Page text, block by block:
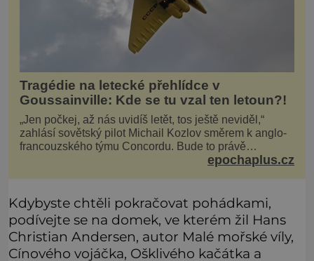
Tragédie na letecké přehlídce v
Goussainville: Kde se tu vzal ten letoun?!
„Jen počkej, až nás uvidíš letět, tos ještě neviděl,“
zahlásí sovětský pilot Michail Kozlov směrem k anglo-
francouzského týmu Concordu. Bude to právě
konkurenční boj, co bude stát za smrtí celé 6členné
epochaplus.cz
Kdybyste chtěli pokračovat pohádkami,
podívejte se na domek, ve kterém žil Hans
Christian Andersen, autor Malé mořské víly,
Cínového vojáčka, Ošklivého kačátka a